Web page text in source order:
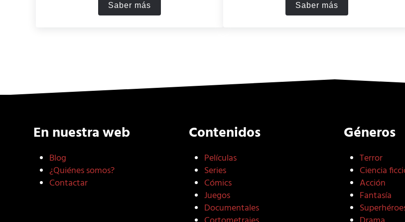
Saber más¿Sabes por qué comes palomitas en el cine?Saber más10 de los juegos de
En nuestra web
Blog
¿Quiénes somos?
Contactar
Contenidos
Películas
Series
Cómics
Juegos
Documentales
Géneros
Terror
Ciencia
Acción
Fantasía